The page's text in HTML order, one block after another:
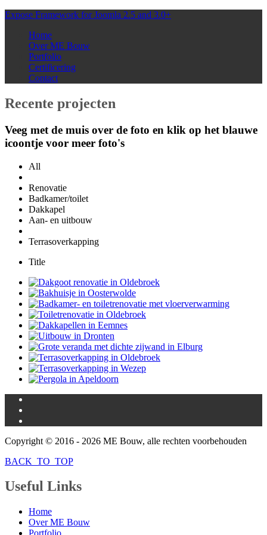
Expose Framework for Joomla 2.5 and 3.0+
Home
Over ME Bouw
Portfolio
Certificering
Contact
Recente projecten
Veeg met de muis over de foto en klik op het blauwe
icoontje voor meer foto's
All
Renovatie
Badkamer/toilet
Dakkapel
Aan- en uitbouw
Terrasoverkapping
Title
Copyright © 2016 - 2026 ME Bouw, alle rechten voorbehouden
BACK_TO_TOP
Useful Links
Home
Over ME Bouw